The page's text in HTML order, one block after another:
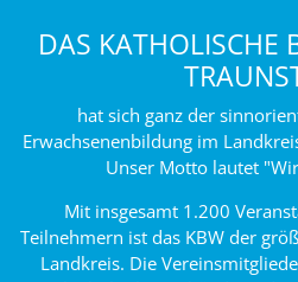
DAS KATHOLISCHE
hat sich ganz der
Erwachsenenbildung im
Unser Motto lautet
Mit insgesamt 1.200
Teilnehmern ist das KBW der
Landkreis. Die